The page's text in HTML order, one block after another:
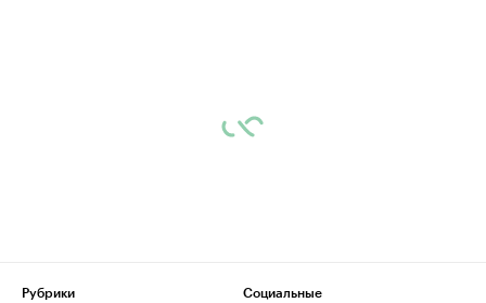
Рубрики
Социальные